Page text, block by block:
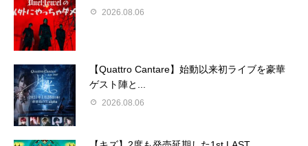
2026.08.06
【Quattro Cantare】始動以来初ライブを豪華
ゲスト陣と...
2026.08.06